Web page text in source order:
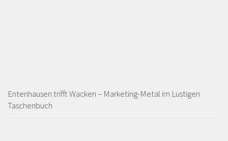
Entenhausen trifft Wacken – Marketing-Metal im Lustigen
Taschenbuch